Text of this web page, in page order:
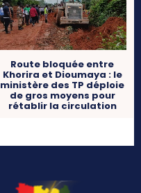
Route bloquée entre
Khorira et Dioumaya : le
ministère des TP déploie
de gros moyens pour
rétablir la circulation